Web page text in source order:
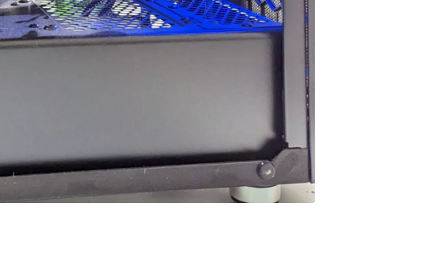
PC本体だけを買い替えたい
という人にはオススメで
今後また買い換えることが
あればこちらのお店を利用
したいです。
こちらでのリピ買いやアッ
プグレードされてる方も多
いみたいなので私も次回も
こちらで購入しようと思っ
総合的にとても満足できる
お買い物でした